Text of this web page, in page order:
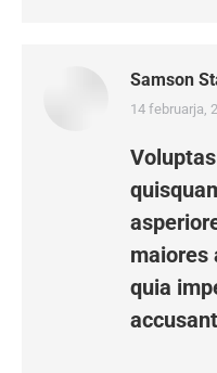
Samson
says:
14 februarja,
maiores
quia